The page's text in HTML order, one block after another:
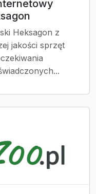
Heksagon z
jakości sprzęt